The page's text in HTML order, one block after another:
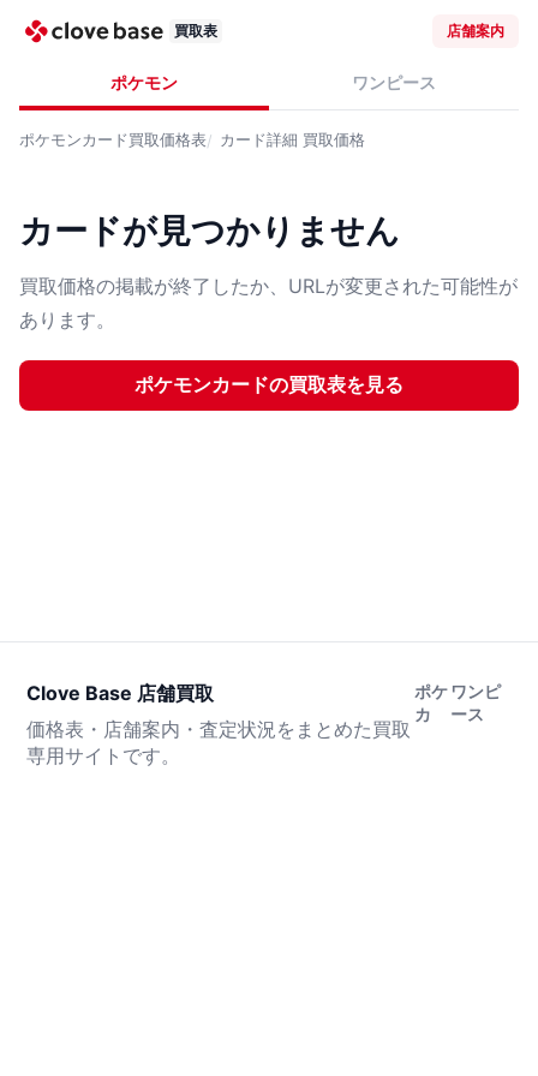
買取表 店舗案内
ポケモン ワンピース
ポケモンカード買取価格表 カード詳細 買取価格
カードが見つかりません
買取価格の掲載が終了したか、URLが変更された可能性が
あります。
ポケモンカードの買取表を見る
Clove Base 店舗買取
価格表・店舗案内・査定状況をまとめた買取
専用サイトです。
ポケ
カ
ワンピ
ース